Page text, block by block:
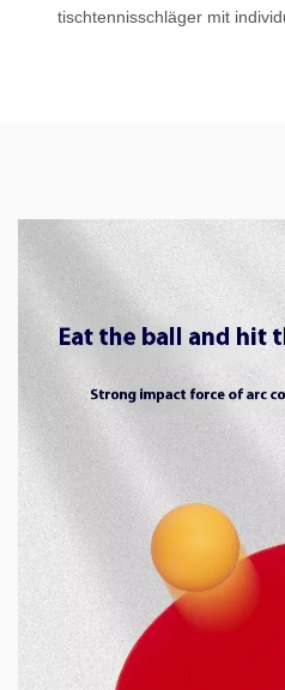
tischtennisschläger mit